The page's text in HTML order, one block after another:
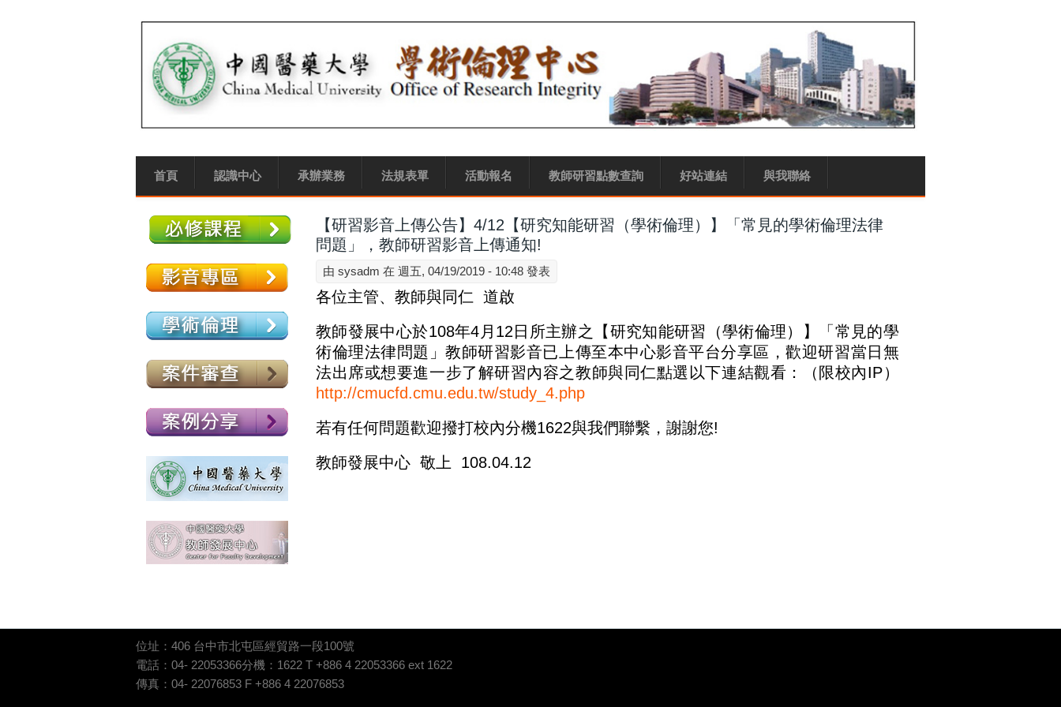
首頁 認識中心 承辦業務 法規表單 活動報名 教師研習點數查詢 好站連結 與我聯絡
【研習影音上傳公告】4/12【研究知能研習（學術倫理）】「常見的學術倫理法律
問題」，教師研習影音上傳通知!
由sysadm 在 週五, 04/19/2019 - 10:48 發表
各位主管、教師與同仁 道啟
教師發展中心於108年4 月 12 日所主辦之【研究知能研習（學術倫理）】「常見的學
術倫理法律問題」教師研習影音已上傳至本中心影音平台分享區，歡迎研習當日無
法出席或想要進一步了解研習內容之教師與同仁點選以下連結觀看：（限校內IP）
http://cmucfd.cmu.edu.tw/study_4.php
若有任何問題歡迎撥打校內分機1622與我們聯繫，謝謝您!
教師發展中心 敬上 108.04.12
位址：406 台中市北屯區經貿路一段100號
電話：04- 22053366分機：1622 T +886 4 22053366 ext 1622
傳真：04- 22076853 F +886 4 22076853